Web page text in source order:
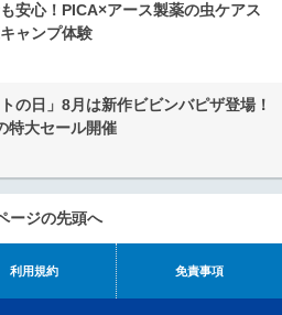
安心！PICA×アース製薬の虫ケアス
ャンプ体験
の日」8月は新作ビビンバピザ登場！
特大セール開催
ージの先頭へ
利用規約 免責事項